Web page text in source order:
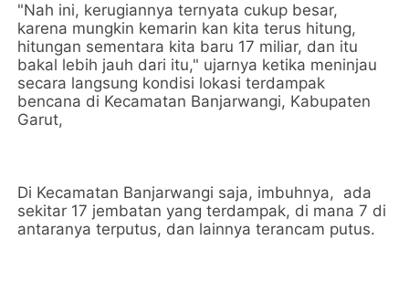
"Nah ini, kerugiannya ternyata cukup besar,
karena mungkin kemarin kan kita terus hitung,
hitungan sementara kita baru 17 miliar, dan itu
bakal lebih jauh dari itu," ujarnya ketika meninjau
secara langsung kondisi lokasi terdampak
bencana di Kecamatan Banjarwangi, Kabupaten
Garut,
Di Kecamatan Banjarwangi saja, imbuhnya, ada
sekitar 17 jembatan yang terdampak, di mana 7 di
antaranya terputus, dan lainnya terancam putus.